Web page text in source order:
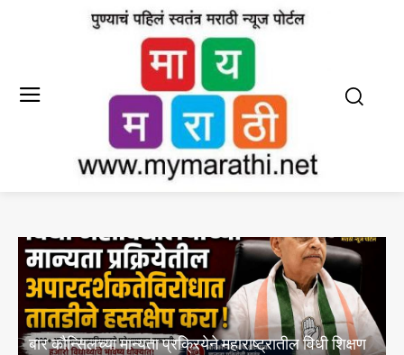
१२० TPH ची अट, प्रत्यक्षात ९० TPH प्लांट ?, ७५ कोटींच्या